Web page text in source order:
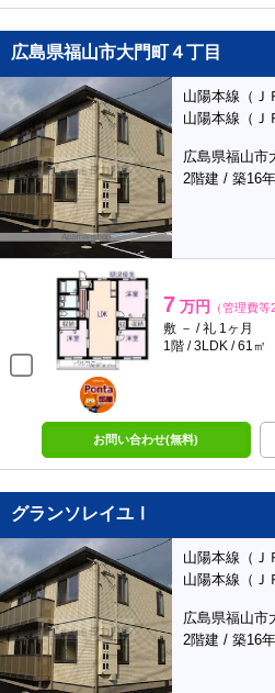
広島県福山市大門町４丁目
山陽本線（Ｊ
山陽本線（Ｊ
広島県福山市
2階建 / 築16年
7 万円 （管理費等
敷 － / 礼 1ヶ月
1階 / 3LDK / 61㎡
ポンタ
部屋
お問い合わせ(無料)
グランソレイユⅠ
山陽本線（Ｊ
山陽本線（Ｊ
広島県福山市
2階建 / 築16年